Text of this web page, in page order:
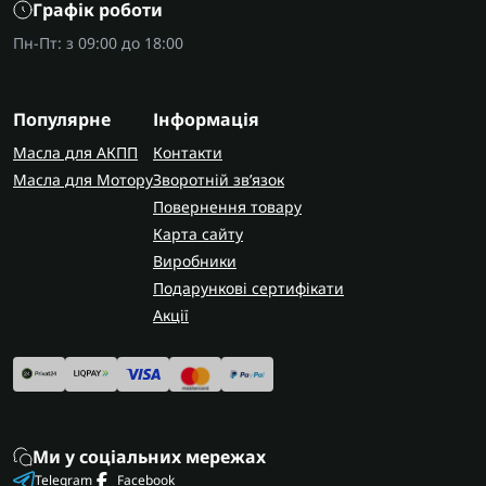
уточніть точний код трансмісії за шильдиком,
щоб гарантовано отримати сумісні комплектуючі.
замовлення по всій Україні. У Запоріжжі
виконуємо діагностику та ремонт коробки M8SA
з гарантією на виконані роботи.
Графік роботи
Пн-Пт: з 09:00 до 18:00
Популярне
Масла для АКПП
Масла для Мотору
Інформація
Контакти
Зворотній зв’язок
Повернення товару
Карта сайту
Виробники
Подарункові сертифікати
Акції
Ми у соціальних мережах
Telegram Facebook